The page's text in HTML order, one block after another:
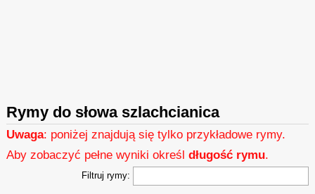
Rymy do słowa szlachcianica
Uwaga: poniżej znajdują się tylko przykładowe rymy.
Aby zobaczyć pełne wyniki określdługość rymu.
Filtruj rymy: